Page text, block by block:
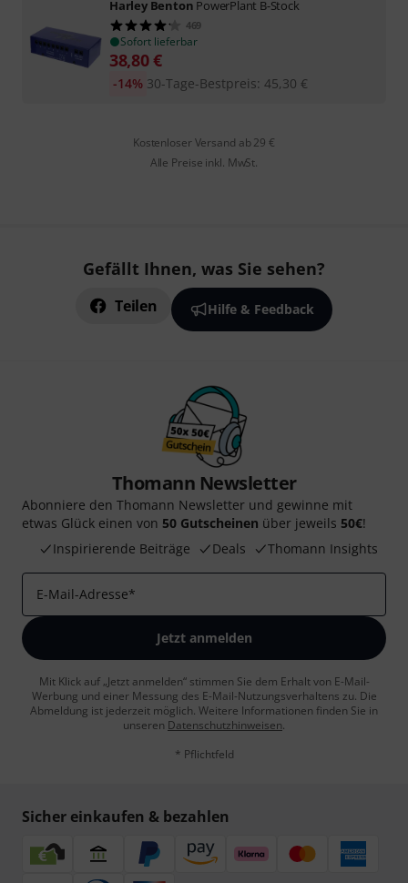
Harley Benton PowerPlant B-Stock
469
Sofort lieferbar
38,80€
30-Tage-Bestpreis: 45,30 €
-14%
Kostenloser Versand ab 29 €
Alle Preise inkl. MwSt.
Gefällt Ihnen, was Sie sehen?
Teilen Hilfe & Feedback
Thomann Newsletter
Abonniere den Thomann Newsletter und gewinne mit
etwas Glück einen von 50 Gutscheinen über jeweils 50€!
Inspirierende Beiträge
Deals Thomann Insights
E-Mail-Adresse*
Jetzt anmelden
Mit Klick auf „Jetzt anmelden“ stimmen Sie dem Erhalt von E-Mail-
Werbung und einer Messung des E-Mail-Nutzungsverhaltens zu. Die
Abmeldung ist jederzeit möglich. Weitere Informationen finden Sie in
unseren Datenschutzhinweisen.
* Pflichtfeld
Sicher einkaufen & bezahlen